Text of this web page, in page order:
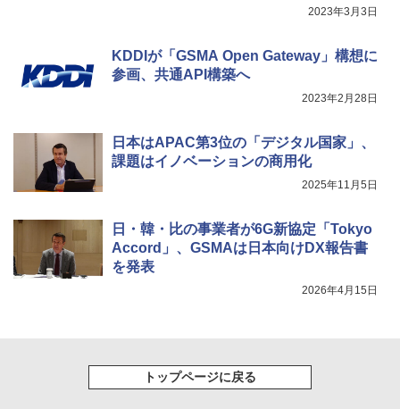
2023年3月3日
KDDIが「GSMA Open Gateway」構想に
参画、共通API構築へ
2023年2月28日
日本はAPAC第3位の「デジタル国家」、
課題はイノベーションの商用化
2025年11月5日
日・韓・比の事業者が6G新協定「Tokyo
Accord」、GSMAは日本向けDX報告書
を発表
2026年4月15日
トップページに戻る